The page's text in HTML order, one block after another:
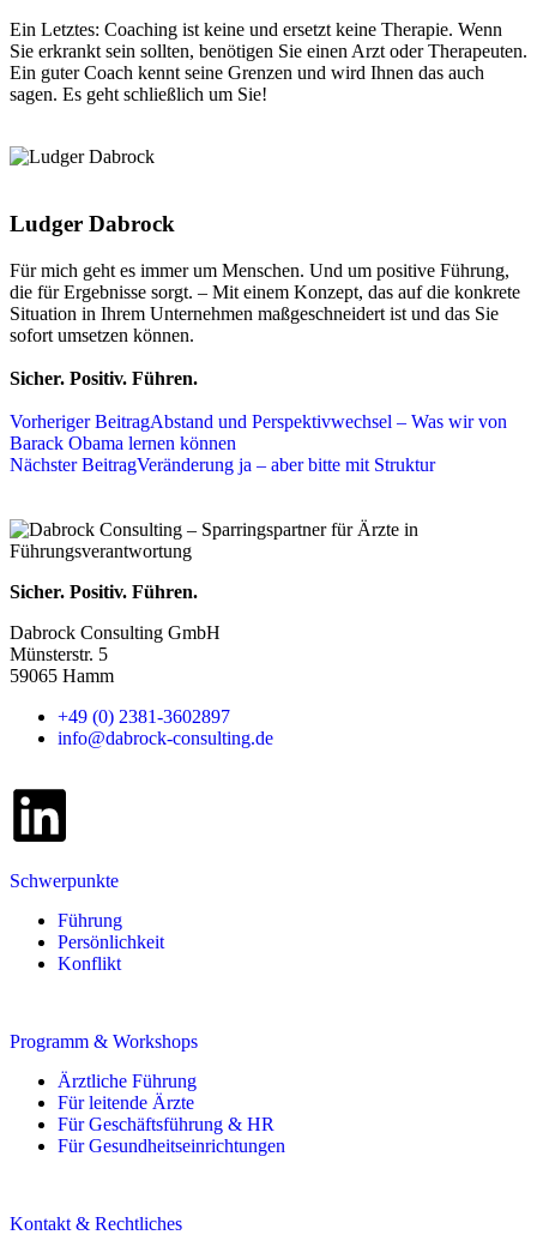
Ein Letztes: Coaching ist keine und ersetzt keine Therapie. Wenn
Sie erkrankt sein sollten, benötigen Sie einen Arzt oder Therapeuten.
Ein guter Coach kennt seine Grenzen und wird Ihnen das auch
sagen. Es geht schließlich um Sie!
Ludger Dabrock
Für mich geht es immer um Menschen. Und um positive Führung,
die für Ergebnisse sorgt. – Mit einem Konzept, das auf die konkrete
Situation in Ihrem Unternehmen maßgeschneidert ist und das Sie
sofort umsetzen können.
Sicher. Positiv. Führen.
Vorheriger BeitragAbstand und Perspektivwechsel – Was wir von
Barack Obama lernen können
Nächster BeitragVeränderung ja – aber bitte mit Struktur
Sicher. Positiv. Führen.
Dabrock Consulting GmbH
Münsterstr. 5
59065 Hamm
+49 (0) 2381-3602897
info@dabrock-consulting.de
Schwerpunkte
Führung
Persönlichkeit
Konflikt
Programm & Workshops
Ärztliche Führung
Für leitende Ärzte
Für Geschäftsführung & HR
Für Gesundheitseinrichtungen
Kontakt & Rechtliches